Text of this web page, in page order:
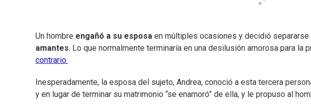
Un hombre engañó a su esposa en múltiples ocasiones y decidió
amantes. Lo que normalmente terminaría en una desilusión amorosa para la
contrario.
Inesperadamente, la esposa del sujeto, Andrea, conoció a esta tercera
y en lugar de terminar su matrimonio “se enamoró” de ella, y le propuso al